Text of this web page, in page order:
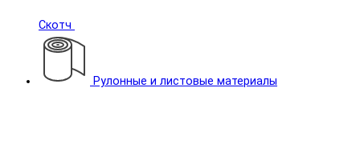
Скотч
Рулонные и листовые материалы